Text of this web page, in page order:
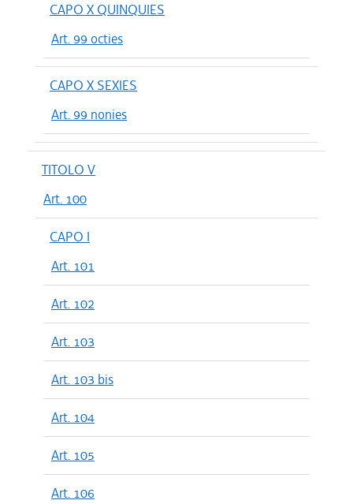
CAPO X QUINQUIES
Art. 99 octies
CAPO X SEXIES
Art. 99 nonies
TITOLO V
Art. 100
CAPO I
Art. 101
Art. 102
Art. 103
Art. 103 bis
Art. 104
Art. 105
Art. 106